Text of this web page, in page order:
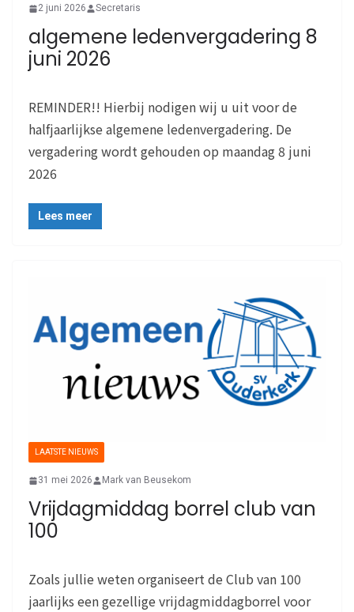
2 juni 2026 Secretaris
algemene ledenvergadering 8
juni 2026
REMINDER!! Hierbij nodigen wij u uit voor de
halfjaarlijkse algemene ledenvergadering. De
vergadering wordt gehouden op maandag 8 juni
2026
Lees meer
LAATSTE NIEUWS
31 mei 2026 Mark van Beusekom
Vrijdagmiddag borrel club van
100
Zoals jullie weten organiseert de Club van 100
jaarlijks een gezellige vrijdagmiddagborrel voor